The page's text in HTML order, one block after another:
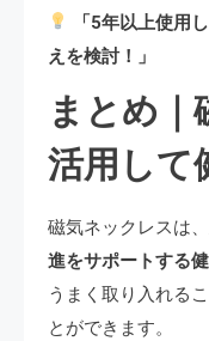
「5年以上使用
えを検討！」
まとめ
活用して
磁気ネックレスは、
進をサポートする
うまく取り入れる
とができます。